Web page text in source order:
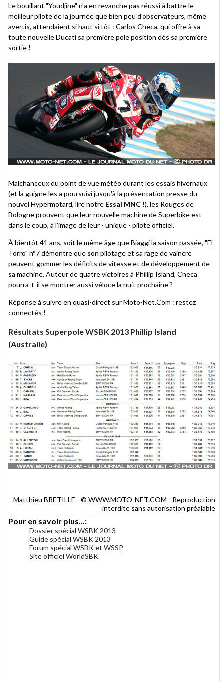
Le bouillant "Youdjine" n'a en revanche pas réussi à battre le
meilleur pilote de la journée que bien peu d'observateurs, même
avertis, attendaient si haut si tôt : Carlos Checa, qui offre à sa
toute nouvelle Ducati sa première pole position dès sa première
sortie !
Malchanceux du point de vue météo durant les essais hivernaux
(et la guigne les a poursuivi jusqu'à la présentation presse du
nouvel Hypermotard, lire notre Essai MNC !), les Rouges de
Bologne prouvent que leur nouvelle machine de Superbike est
dans le coup, à l'image de leur - unique - pilote officiel.
À bientôt 41 ans, soit le même âge que Biaggi la saison passée, "El
Torro" n°7 démontre que son pilotage et sa rage de vaincre
peuvent gommer les déficits de vitesse et de développement de
sa machine. Auteur de quatre victoires à Phillip Island, Checa
pourra-t-il se montrer aussi véloce la nuit prochaine ?
Réponse à suivre en quasi-direct sur Moto-Net.Com : restez
connectés !
Résultats Superpole WSBK 2013 Phillip Island
(Australie)
Matthieu BRETILLE - © WWW.MOTO-NET.COM - Reproduction
interdite sans autorisation préalable
Pour en savoir plus...:
Dossier spécial WSBK 2013
Guide spécial WSBK 2013
Forum spécial WSBK et WSSP
Site officiel WorldSBK